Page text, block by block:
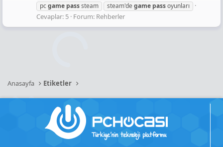
pcgame passsteam steam'degame passoyunları
Cevaplar: 5 Forum: Rehberler
Anasayfa Etiketler